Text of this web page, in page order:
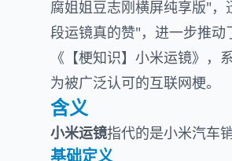
腐姐姐豆志刚横屏纯享版"
段运镜真的赞"，进一步推
《【梗知识】小米运镜》
为被广泛认可的互联网梗。
含义
小米运镜指代的是小米汽车
基础定义